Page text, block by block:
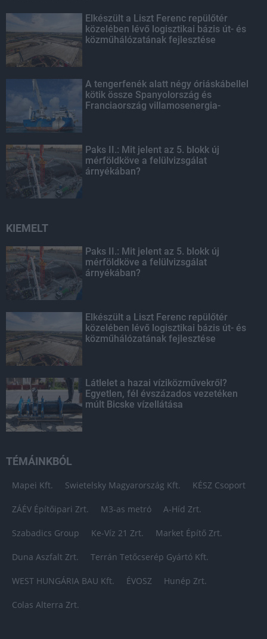
Elkészült a Liszt Ferenc repülőtér
közelében lévő logisztikai bázis út- és
közműhálózatának fejlesztése
A tengerfenék alatt négy óriáskábellel
kötik össze Spanyolország és
Franciaország villamosenergia-
Paks II.: Mit jelent az 5. blokk új
mérföldköve a felülvizsgálat
árnyékában?
KIEMELT
Paks II.: Mit jelent az 5. blokk új
mérföldköve a felülvizsgálat
árnyékában?
Elkészült a Liszt Ferenc repülőtér
közelében lévő logisztikai bázis út- és
közműhálózatának fejlesztése
Látlelet a hazai víziközművekről?
Egyetlen, fél évszázados vezetéken
múlt Bicske vízellátása
TÉMÁINKBÓL
Mapei Kft. Swietelsky Magyarország Kft. KÉSZ Csoport
ZÁÉV Építőipari Zrt. M3-as metró A-Híd Zrt.
Szabadics Group Ke-Víz 21 Zrt. Market Építő Zrt.
Duna Aszfalt Zrt. Terrán Tetőcserép Gyártó Kft.
WEST HUNGÁRIA BAU Kft. ÉVOSZ Hunép Zrt.
Colas Alterra Zrt.